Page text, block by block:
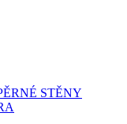
STĚNY